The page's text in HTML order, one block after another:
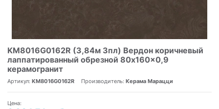
KM8016G0162R (3,84м 3пл) Вердон коричневый
лаппатированный обрезной 80x160x0,9
керамогранит
Артикул: KM8016G0162R Производитель: Керама Марацци
Цена: